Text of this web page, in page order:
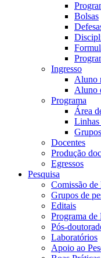
Bolsas
Ingresso
Aluno
Aluno
Programa
Área
Linhas
Docentes
Produção
Egressos
Pesquisa
Comissão de
Grupos de
Editais
Programa
Pós-
Laboratórios
Apoio ao